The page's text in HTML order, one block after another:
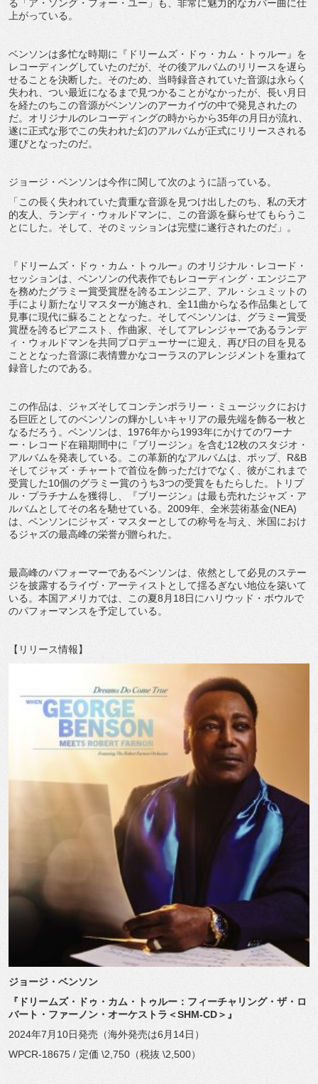
る「ア・ソング・フォー・ユー」も、非常に魅力的なカバー曲に仕
上がっている。
ベンソンは多忙な時期に『ドリームズ・ドゥ・カム・トゥルー』を
レコーディングしていたのだが、その後アルバムのリリースを遅ら
せることを決断した。そのため、当時録音されていた音源は永らく
失われ、つい最近になるまで見つかることがなかったが、長い月日
を経たのちこの音源がベンソンのアーカイヴの中で発見されたの
だ。オリジナルのレコーディングの時からから35年の月日が流れ、
遂に正式な形でこの失われた幻のアルバムが正式にリリースされる
運びとなったのだ。
ジョージ・ベンソンは今作に関して次のように語っている。
「この長く失われていた貴重な音源を見つけ出したのち、私の天才
的友人、ランディ・ウォルドマンに、この音源を蘇らせてもらうこ
とにした。そして、そのミッションは完璧に遂行されたのだ」。
『ドリームズ・ドゥ・カム・トゥルー』のオリジナル・レコード・
セッションは、ベンソンの代表作でもレコーディング・エンジニア
を務めたグラミー賞受賞歴を誇るエンジニア、アル・シュミットの
手により新たなリマスターが施され、全11曲からなる作品集として
見事に現代に蘇ることとなった。そしてベンソンは、グラミー賞受
賞歴を誇るピアニスト、作曲家、そしてアレンジャーであるランデ
ィ・ウォルドマンを共同プロデューサーに迎え、再び日の目を見る
こととなった音源に表情豊かなコーラスのアレンジメントを重ねて
録音したのである。
この作品は、ジャズそしてコンテンポラリー・ミュージックにおけ
る巨匠としてのベンソンの輝かしいキャリアの最先端を飾る一枚と
なるだろう。ベンソンは、1976年から1993年にかけてのワーナ
ー・レコード在籍期間中に『ブリージン』を含む12枚のスタジオ・
アルバムを発表している。この革新的なアルバムは、ポップ、R&B
そしてジャズ・チャートで首位を飾っただけでなく、彼がこれまで
受賞した10個のグラミー賞のうち3つの受賞をもたらした。トリプ
ル・プラチナムを獲得し、『ブリージン』は最も売れたジャズ・ア
ルバムとしてその名を馳せている。2009年、全米芸術基金(NEA)
は、ベンソンにジャズ・マスターとしての称号を与え、米国におけ
るジャズの最高峰の栄誉が贈られた。
最高峰のパフォーマーであるベンソンは、依然として必見のステー
ジを披露するライヴ・アーティストとして揺るぎない地位を築いて
いる。本国アメリカでは、この夏8月18日にハリウッド・ボウルで
のパフォーマンスを予定している。
【リリース情報】
ジョージ・ベンソン
『ドリームズ・ドゥ・カム・トゥルー：フィーチャリング・ザ・ロ
バート・ファーノン・オーケストラ＜SHM-CD＞』
2024年7月10日発売（海外発売は6月14日）
WPCR-18675 / 定価 \2,750（税抜 \2,500）